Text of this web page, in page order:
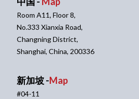
Room A11, Floor 8,
No.333 Xianxia Road,
Changning District,
Shanghai, China, 200336
新加坡 -Map
#04-11